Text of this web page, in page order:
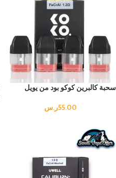
سحبة كالبرين كوكو بود من يويل
55.00ر.س